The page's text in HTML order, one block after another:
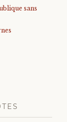
sans